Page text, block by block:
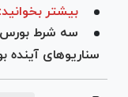
بیشتر بخوانید:
سه شرط بورس
سناریو‌های آینده